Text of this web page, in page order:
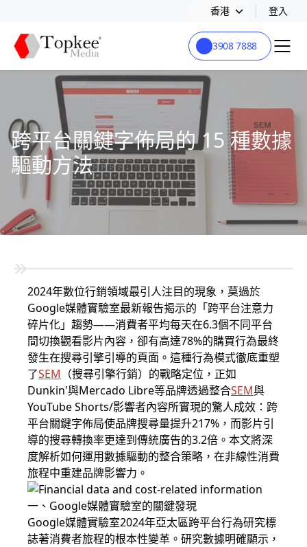
香港 登入
3908 7888
跨平台關鍵字佈局的 15 種數據
驅動方法
2024年數位行銷領域最引人注目的現象，莫過於
Google媒體實驗室最新報告揭示的「跨平台注意力
碎片化」趨勢——消費者平均每天在6.3個不同平台
間切換觀看影片內容，卻有高達78%的購買行為最終
發生在搜尋引擎引導的頁面。這種行為模式徹底重塑
了SEM （搜尋引擎行銷）的戰略定位，正如
Dunkin'與Mercado Libre等品牌透過整合SEM與
YouTube Shorts/影響者內容所實現的驚人成效：跨
平台關鍵字佈局使品牌搜尋量提升217%，而影片引
導的搜尋轉換率更達到傳統廣告的3.2倍。本文將深
度解析如何運用數據驅動的整合策略，在非線性消費
旅程中重建品牌影響力。
一、Google媒體實驗室的關鍵發現
Google媒體實驗室2024年亞太區跨平台行為研究標
誌著消費者旅程的根本性變革。研究數據明確顯示，